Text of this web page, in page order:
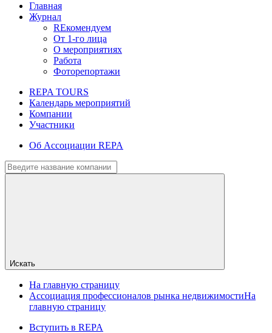
Главная
Журнал
REкомендуем
От 1-го лица
О мероприятиях
Работа
Фоторепортажи
REPA TOURS
Календарь мероприятий
Компании
Участники
Об Ассоциации REPA
Искать
На главную страницу
Ассоциация профессионалов рынка недвижимостиНа
главную страницу
Вступить в REPA